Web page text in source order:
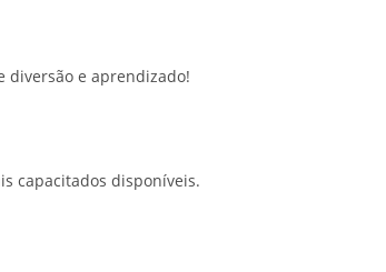
diversão e aprendizado!
capacitados disponíveis.